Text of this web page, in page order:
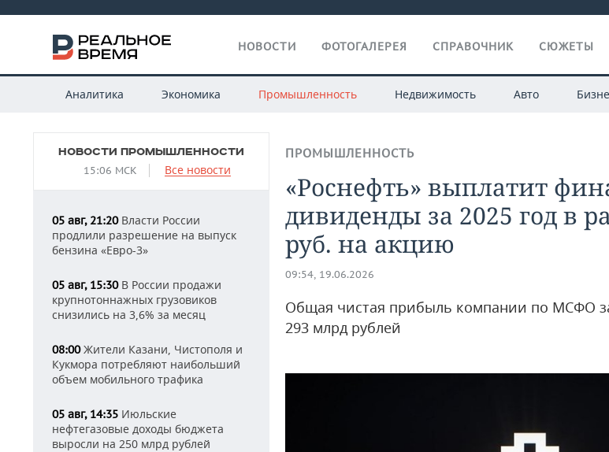
НОВОСТИ ФОТОГАЛЕРЕЯ СПРАВОЧНИК СЮЖЕТЫ
Аналитика Экономика Промышленность Недвижимость Авто
НОВОСТИ ПРОМЫШЛЕННОСТИ
15:06 МСК Все новости
05 авг, 21:20Власти России
продлили разрешение на выпуск
бензина «Евро-3»
05 авг, 15:30В России продажи
крупнотоннажных грузовиков
снизились на 3,6% за месяц
08:00Жители Казани, Чистополя и
Кукмора потребляют наибольший
объем мобильного трафика
05 авг, 14:35 Июльские
нефтегазовые доходы бюджета
выросли на 250 млрд рублей
ПРОМЫШЛЕННОСТЬ
«Роснефть» выплатит
дивиденды за 2025 год в
руб. на акцию
09:54, 19.06.2026
Общая чистая прибыль компании по МСФО за
293 млрд рублей